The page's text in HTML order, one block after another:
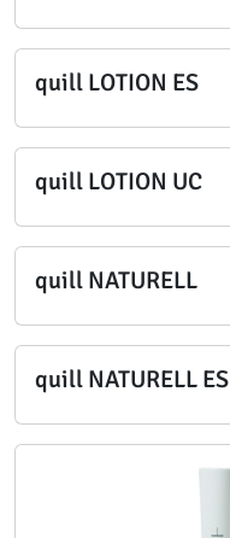
quill LOTION ES
quill LOTION UC
quill NATURELL
quill NATURELL ES